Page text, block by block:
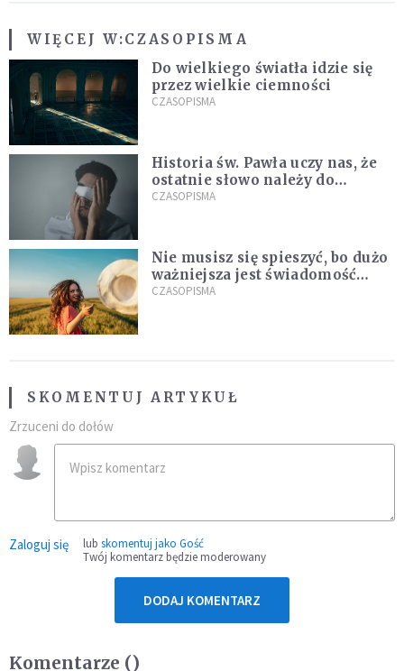
WIĘCEJ W:CZASOPISMA
Do wielkiego światła idzie się
przez wielkie ciemności
CZASOPISMA
Historia św. Pawła uczy nas, że
ostatnie słowo należy do
światła, a nie do ciemności
CZASOPISMA
Nie musisz się spieszyć, bo dużo
ważniejsza jest świadomość
kierunku
CZASOPISMA
SKOMENTUJ ARTYKUŁ
Zrzuceni do dołów
Zaloguj się lub skomentuj jako Gość
Twój komentarz będzie moderowany
DODAJ KOMENTARZ
Komentarze ()